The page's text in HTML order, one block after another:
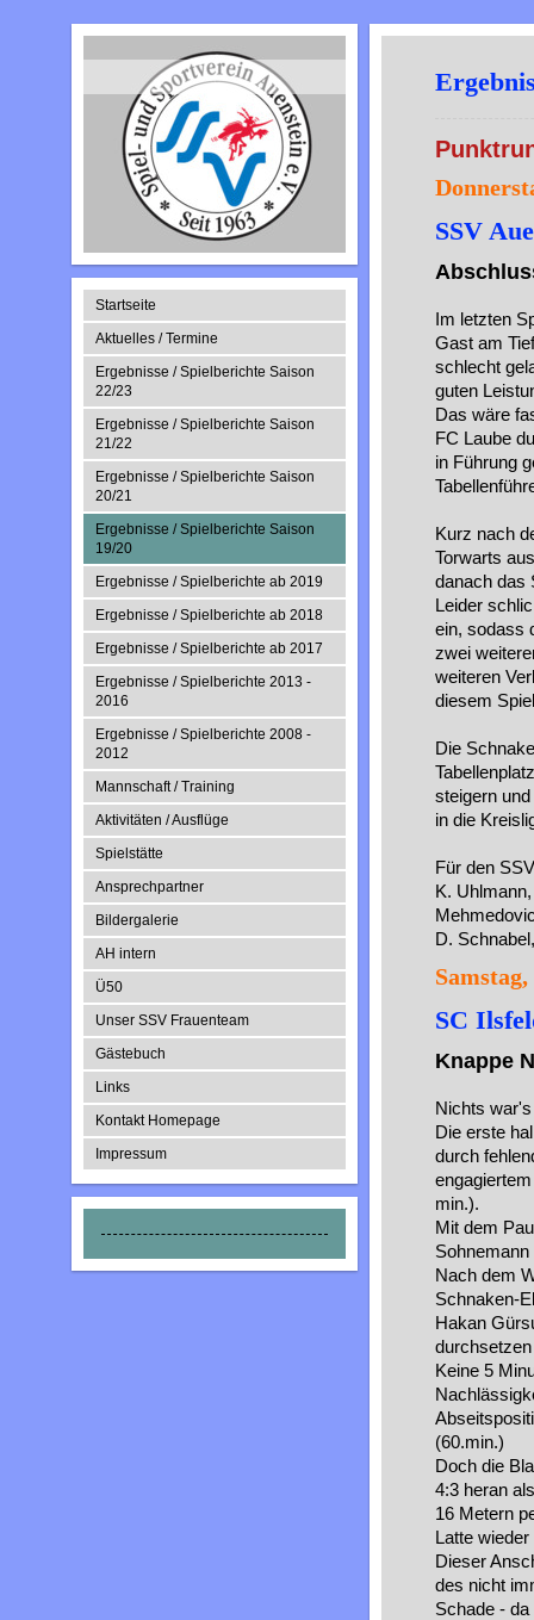
Startseite
Aktuelles / Termine
Ergebnisse / Spielberichte Saison
22/23
Ergebnisse / Spielberichte Saison
21/22
Ergebnisse / Spielberichte Saison
20/21
Ergebnisse / Spielberichte Saison
19/20
Ergebnisse / Spielberichte ab 2019
Ergebnisse / Spielberichte ab 2018
Ergebnisse / Spielberichte ab 2017
Ergebnisse / Spielberichte 2013 -
2016
Ergebnisse / Spielberichte 2008 -
2012
Mannschaft / Training
Aktivitäten / Ausflüge
Spielstätte
Ansprechpartner
Bildergalerie
AH intern
Ü50
Unser SSV Frauenteam
Gästebuch
Links
Kontakt Homepage
Impressum
SSV
Im letzten
Gast am
schlecht
guten
Das wäre
FC Laube
in Führung
Kurz nach
Torwarts
danach das
Leider
ein, sodass
zwei
weiteren
diesem
Die
steigern
in die
Für den
K.
D.
Samstag,
SC
Knappe
Nichts
Die erste
durch
min.).
Mit dem
Nach dem
Schnaken-
Hakan
Keine 5
(60.min.)
Doch die
4:3 heran
16 Metern
Latte
Dieser
des nicht
Schade -